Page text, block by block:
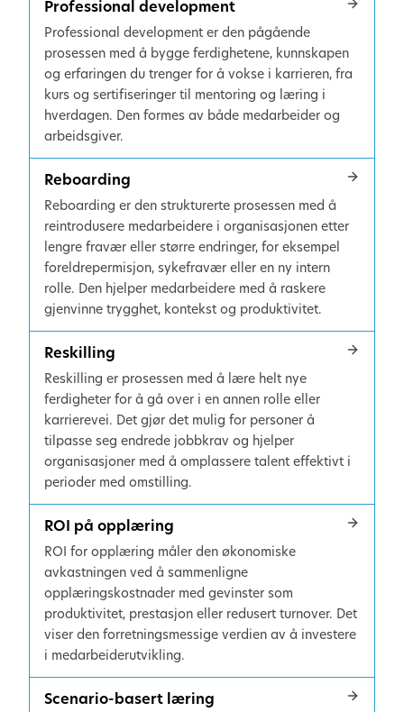
Professional development
Professional development er den pågående
prosessen med å bygge ferdighetene, kunnskapen
og erfaringen du trenger for å vokse i karrieren, fra
kurs og sertifiseringer til mentoring og læring i
hverdagen. Den formes av både medarbeider og
arbeidsgiver.
Reboarding
Reboarding er den strukturerte prosessen med å
reintrodusere medarbeidere i organisasjonen etter
lengre fravær eller større endringer, for eksempel
foreldrepermisjon, sykefravær eller en ny intern
rolle. Den hjelper medarbeidere med å raskere
gjenvinne trygghet, kontekst og produktivitet.
Reskilling
Reskilling er prosessen med å lære helt nye
ferdigheter for å gå over i en annen rolle eller
karrierevei. Det gjør det mulig for personer å
tilpasse seg endrede jobbkrav og hjelper
organisasjoner med å omplassere talent effektivt i
perioder med omstilling.
ROI på opplæring
ROI for opplæring måler den økonomiske
avkastningen ved å sammenligne
opplæringskostnader med gevinster som
produktivitet, prestasjon eller redusert turnover. Det
viser den forretningsmessige verdien av å investere
i medarbeiderutvikling.
Scenario-basert læring